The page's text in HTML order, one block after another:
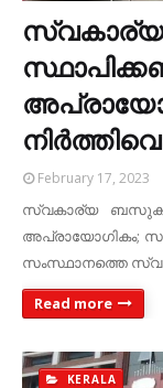
February 17, 2023
സ്വകാര്യ
അപ്രായോഗികം;
സംസ്ഥാനത്തെ
Read more
KERALA